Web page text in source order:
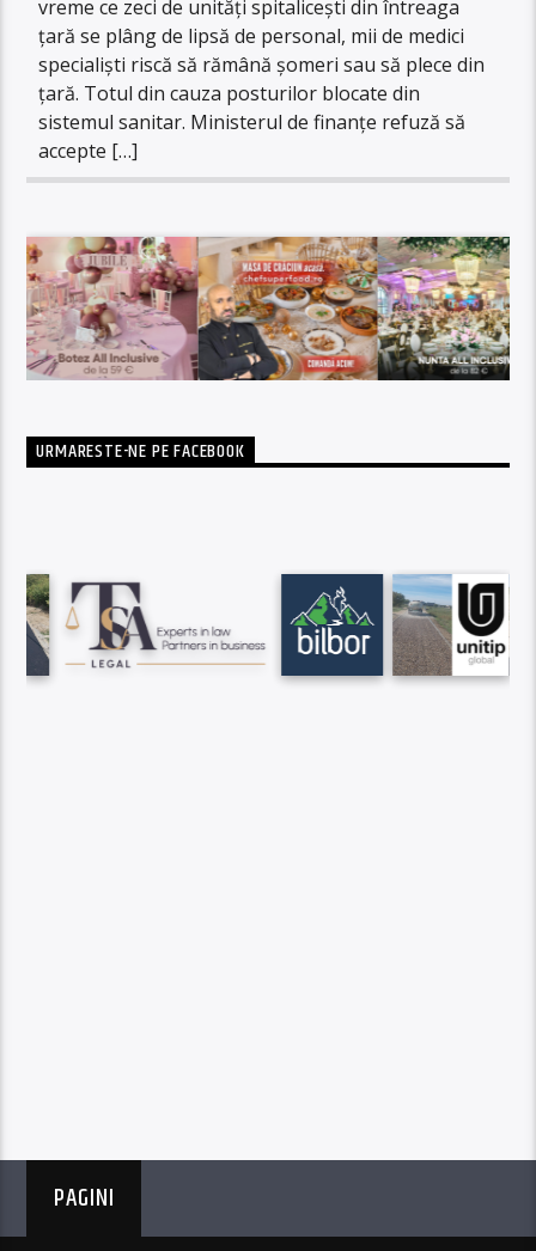
vreme ce zeci de unități spitalicești din întreaga
țară se plâng de lipsă de personal, mii de medici
specialiști riscă să rămână șomeri sau să plece din
țară. Totul din cauza posturilor blocate din
sistemul sanitar. Ministerul de finanțe refuză să
accepte […]
URMARESTE-NE PE FACEBOOK
PAGINI